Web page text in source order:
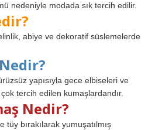
nedeniyle modada sık tercih edilir.
abiye ve dekoratif süslemelerde
yapısıyla gece elbiseleri ve
tercih edilen kumaşlardandır.
Nedir?
bırakılarak yumuşatılmış